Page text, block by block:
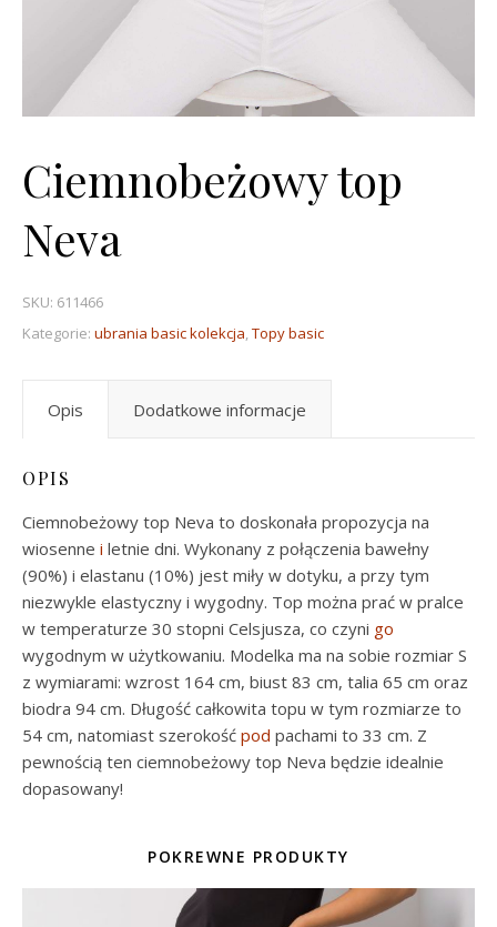
Ciemnobeżowy top
Neva
SKU: 611466
Kategorie: ubrania basic kolekcja,Topy basic
Opis Dodatkowe informacje
OPIS
Ciemnobeżowy top Neva to doskonała propozycja na
wiosenne i letnie dni. Wykonany z połączenia bawełny
(90%) i elastanu (10%) jest miły w dotyku, a przy tym
niezwykle elastyczny i wygodny. Top można prać w pralce
w temperaturze 30 stopni Celsjusza, co czyni go
wygodnym w użytkowaniu. Modelka ma na sobie rozmiar S
z wymiarami: wzrost 164 cm, biust 83 cm, talia 65 cm oraz
biodra 94 cm. Długość całkowita topu w tym rozmiarze to
54 cm, natomiast szerokość pod pachami to 33 cm. Z
pewnością ten ciemnobeżowy top Neva będzie idealnie
dopasowany!
POKREWNE PRODUKTY